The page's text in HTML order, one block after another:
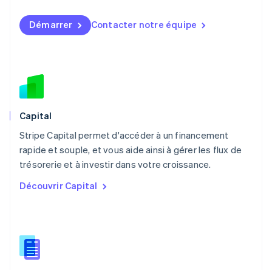
Démarrer Contacter notre équipe
Capital
Stripe Capital permet d'accéder à un financement
rapide et souple, et vous aide ainsi à gérer les flux de
trésorerie et à investir dans votre croissance.
Découvrir Capital
English简体中文
Malte
Norvège
Nouvelle-Zélande
English
Nederlands English
Pologne
English
PortuguêsEnglish
English
Roumanie